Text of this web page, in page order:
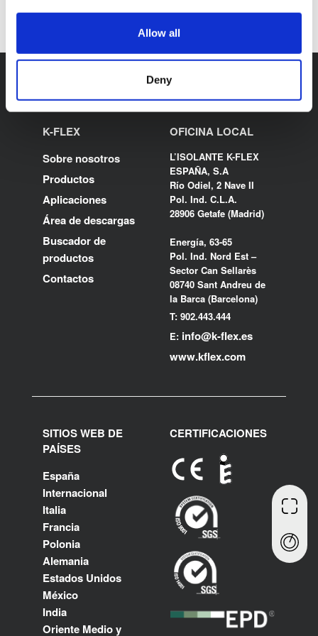
Allow all
Deny
K-FLEX
Sobre nosotros
Productos
Aplicaciones
Área de descargas
Buscador de
productos
Contactos
OFICINA LOCAL
L’ISOLANTE K-FLEX
ESPAÑA, S.A
Río Odiel, 2 Nave II
Pol. Ind. C.L.A.
28906 Getafe (Madrid)
Energía, 63-65
Pol. Ind. Nord Est –
Sector Can Sellarès
08740 Sant Andreu de
la Barca (Barcelona)
T: 902.443.444
E: info@k-flex.es
www.kflex.com
SITIOS WEB DE
PAÍSES
España
Internacional
Italia
Francia
Polonia
Alemania
Estados Unidos
México
India
Oriente Medio y
CERTIFICACIONES